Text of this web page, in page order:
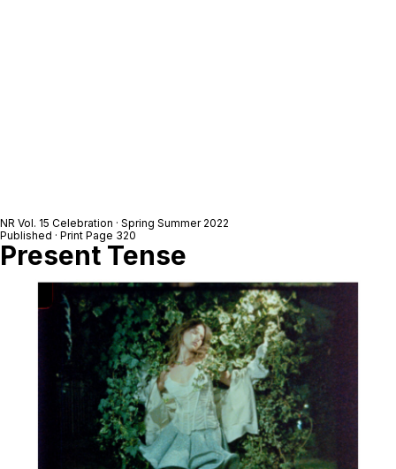
NR Vol. 15 Celebration · Spring Summer 2022
Published · Print Page 320
Present Tense